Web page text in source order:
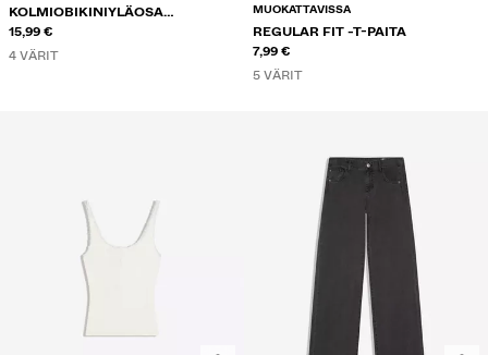
KOLMIOBIKINIYLÄOSA
KONTRASTILLA
15,99 €
4 VÄRIT
MUOKATTAVISSA
REGULAR FIT -T-PAITA
7,99 €
5 VÄRIT